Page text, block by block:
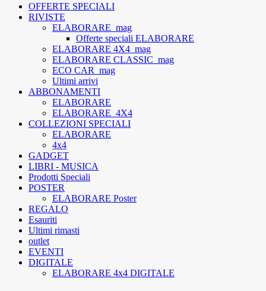
OFFERTE SPECIALI
RIVISTE
ELABORARE_mag
Offerte speciali ELABORARE
ELABORARE 4X4_mag
ELABORARE CLASSIC_mag
ECO CAR_mag
Ultimi arrivi
ABBONAMENTI
ELABORARE
ELABORARE_4X4
COLLEZIONI SPECIALI
ELABORARE
4x4
GADGET
LIBRI - MUSICA
Prodotti Speciali
POSTER
ELABORARE Poster
REGALO
Esauriti
Ultimi rimasti
outlet
EVENTI
DIGITALE
ELABORARE 4x4 DIGITALE